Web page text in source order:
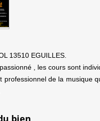
13510 EGUILLES.
, les cours sont
professionnel de la musique
bien